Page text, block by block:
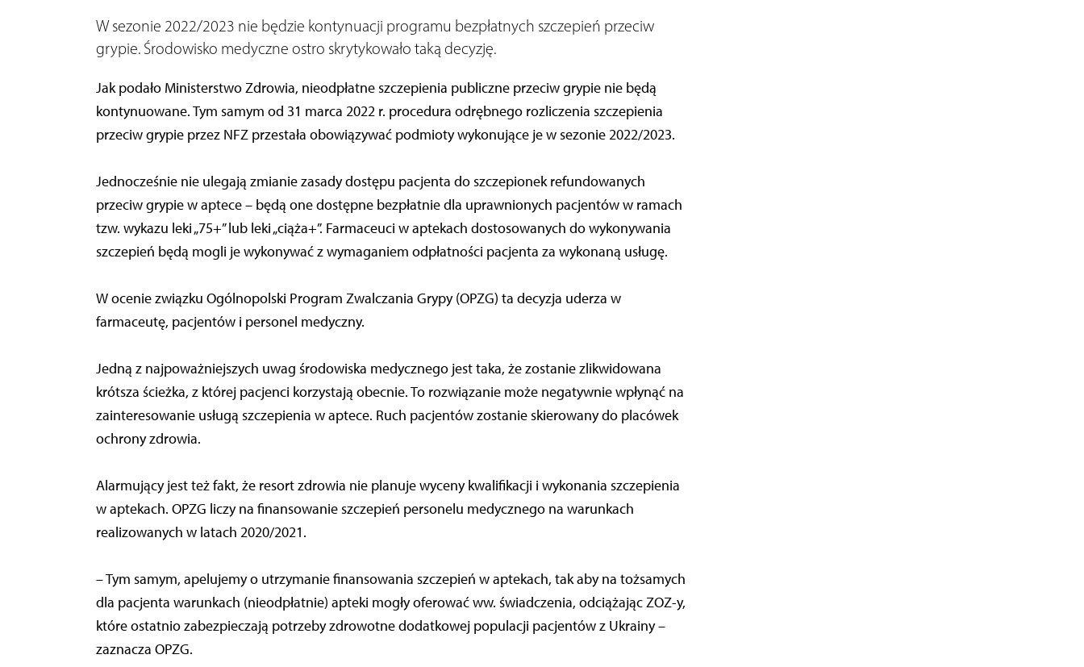
W sezonie 2022/2023 nie będzie kontynuacji programu bezpłatnych szczepień przeciw
grypie. Środowisko medyczne ostro skrytykowało taką decyzję.
Jak podało Ministerstwo Zdrowia, nieodpłatne szczepienia publiczne przeciw grypie nie będą
kontynuowane. Tym samym od 31 marca 2022 r. procedura odrębnego rozliczenia szczepienia
przeciw grypie przez NFZ przestała obowiązywać podmioty wykonujące je w sezonie 2022/2023.
Jednocześnie nie ulegają zmianie zasady dostępu pacjenta do szczepionek refundowanych
przeciw grypie w aptece – będą one dostępne bezpłatnie dla uprawnionych pacjentów w ramach
tzw. wykazu leki „75+” lub leki „ciąża+”. Farmaceuci w aptekach dostosowanych do wykonywania
szczepień będą mogli je wykonywać z wymaganiem odpłatności pacjenta za wykonaną usługę.
W ocenie związku Ogólnopolski Program Zwalczania Grypy (OPZG) ta decyzja uderza w
farmaceutę, pacjentów i personel medyczny.
Jedną z najpoważniejszych uwag środowiska medycznego jest taka, że zostanie zlikwidowana
krótsza ścieżka, z której pacjenci korzystają obecnie. To rozwiązanie może negatywnie wpłynąć na
zainteresowanie usługą szczepienia w aptece. Ruch pacjentów zostanie skierowany do placówek
ochrony zdrowia.
Alarmujący jest też fakt, że resort zdrowia nie planuje wyceny kwalifikacji i wykonania szczepienia
w aptekach. OPZG liczy na finansowanie szczepień personelu medycznego na warunkach
realizowanych w latach 2020/2021.
– Tym samym, apelujemy o utrzymanie finansowania szczepień w aptekach, tak aby na tożsamych
dla pacjenta warunkach (nieodpłatnie) apteki mogły oferować ww. świadczenia, odciążając ZOZ-y,
które ostatnio zabezpieczają potrzeby zdrowotne dodatkowej populacji pacjentów z Ukrainy –
zaznacza OPZG.